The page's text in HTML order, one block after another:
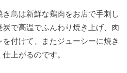
き鳥は新鮮な鶏肉をお店で手刺し
で高温でふんわり焼き上げ、肉
付けて、またジューシーに焼き
上がるのです。